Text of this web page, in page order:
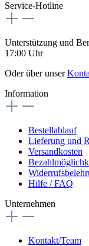
Service-Hotline
Unterstützung und
17:00 Uhr
Oder über unser
Information
Bestellablauf
Lieferung und
Versandkosten
Hilfe / FAQ
Unternehmen
Kontakt/Team